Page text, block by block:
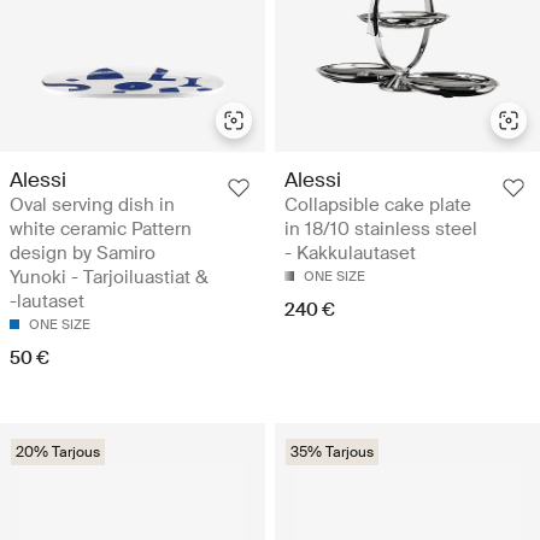
Alessi
Oval serving dish in
white ceramic Pattern
design by Samiro
Yunoki - Tarjoiluastiat &
-lautaset
ONE SIZE
50 €
Alessi
Collapsible cake plate
in 18/10 stainless steel
- Kakkulautaset
ONE SIZE
240 €
20% Tarjous 35% Tarjous